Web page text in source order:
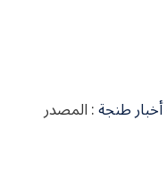
: المصدر